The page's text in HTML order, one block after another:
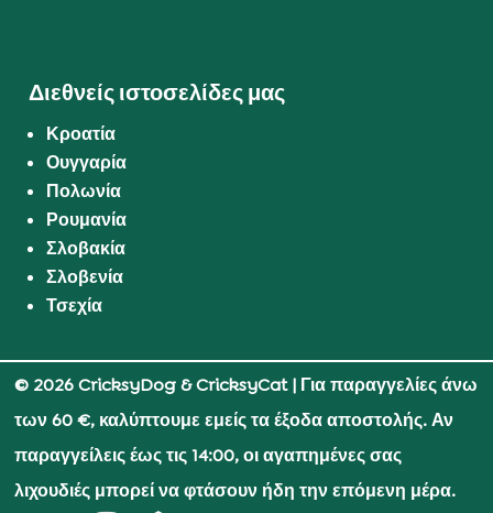
Διεθνείς ιστοσελίδες μας
Κροατία
Ουγγαρία
Πολωνία
Ρουμανία
Σλοβακία
Σλοβενία
Τσεχία
© 2026 CricksyDog & CricksyCat| Για παραγγελίες άνω
των 60 €, καλύπτουμε εμείς τα έξοδα αποστολής. Αν
παραγγείλεις έως τις 14:00, οι αγαπημένες σας
λιχουδιές μπορεί να φτάσουν ήδη την επόμενη μέρα.